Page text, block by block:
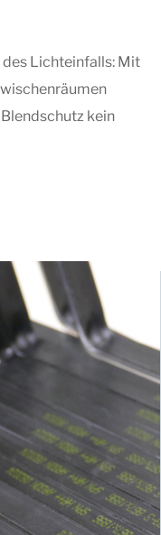
Lichteinfalls: Mit
kein